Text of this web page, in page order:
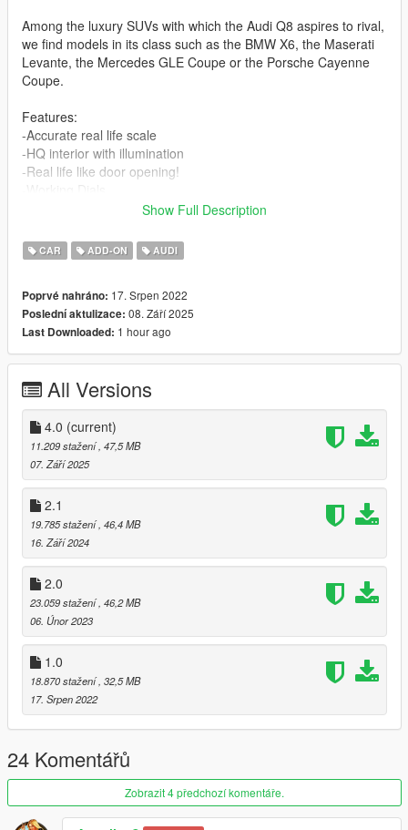
Among the luxury SUVs with which the Audi Q8 aspires to rival,
we find models in its class such as the BMW X6, the Maserati
Levante, the Mercedes GLE Coupe or the Porsche Cayenne
Coupe.
Features:
-Accurate real life scale
-HQ interior with illumination
-Real life like door opening!
-Full gta 5 materials
-Smooth reflections
-Working headlights
-Brake and reversing lights
-HQ door sills
-Correctly scaled tires
-Hands on wheel
Name of the car: Q82023
Corrections:
-correction of car dimensions - similar to reality
-Improved interior textures
-Polarized glass was added
-Corrected the rims
-Corrected the license plate
3D model: https://hum3d.com/
Edit & Convert: Aless Alessandra
Screenshot: Aless Alessandra
Installation:
Put the OIV file into Open IV
Show Full Description
CAR ADD-ON AUDI
Poprvé nahráno: 17. Srpen 2022
Poslední aktulizace: 08. Září 2025
Last Downloaded: 1 hour ago
All Versions
4.0 (current)
11.209 stažení , 47,5 MB
07. Září 2025
2.1
19.785 stažení , 46,4 MB
16. Září 2024
2.0
23.059 stažení , 46,2 MB
06. Únor 2023
1.0
18.870 stažení , 32,5 MB
17. Srpen 2022
24 Komentářů
Zobrazit 4 předchozí komentáře.